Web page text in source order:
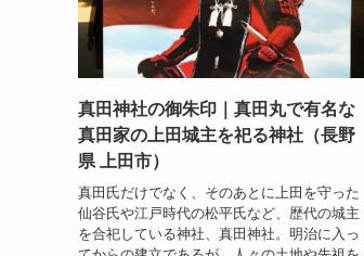
真田神社の御朱印｜真田丸で有名な
真田家の上田城主を祀る神社（長野
県 上田市）
真田氏だけでなく、そのあとに上田を守った
仙谷氏や江戸時代の松平氏など、歴代の城主
を合祀している神社、真田神社。明治に入っ